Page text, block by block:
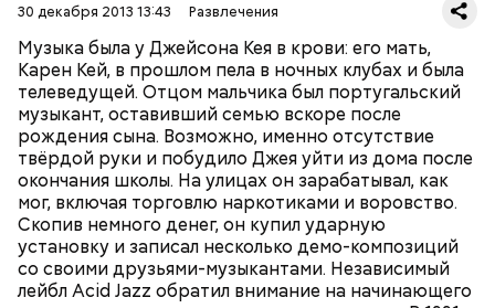
30 декабря 2013 13:43 Развлечения
Музыка была у Джейсона Кея в крови: его мать,
Карен Кей, в прошлом пела в ночных клубах и была
телеведущей. Отцом мальчика был португальский
музыкант, оставивший семью вскоре после
рождения сына. Возможно, именно отсутствие
твёрдой руки и побудило Джея уйти из дома после
окончания школы. На улицах он зарабатывал, как
мог, включая торговлю наркотиками и воровство.
Скопив немного денег, он купил ударную
установку и записал несколько демо-композиций
со своими друзьями-музыкантами. Независимый
лейбл Acid Jazz обратил внимание на начинающего
Вторым альбомом, "The Return Of The Space
Cowboy" (1994), группа закрепила успех, однако
настоящим прорывом стала пластинка"Travelling
Without Moving" 1996 года. Сингл"Virtual Insanity"
("Виртуальное безумие") произвёл настоящий
фурор: в 1997 году клип на эту песню получил
четыре награды MTV, а сама песня в 1998 году была
более тяжёлом стиле, а песня заняла первое место в
Великобритании. Альбом "Synkronized"(1999) был
исполнен в традиционных для группы стилях фанк
и эйсид-джаз. Бешеной популярности
предыдущего диска он не достиг, но разошёлся по
всему миру в количестве четырёх миллионов копий.
За выступлением на легендарном фестивале
Woodstock в 1999 году последовал двухлетний
перерыв, после которого вышел альбом"A Funk
Odyssey"(2001), на котором преобладало
электронное звучание.
МУЗЫКА